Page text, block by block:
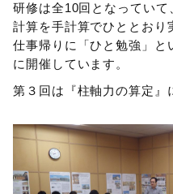
研修は全10回となってい
計算を手計算でひととおり
仕事帰りに「ひと勉強」
に開催しています。
第３回は『柱軸力の算定』